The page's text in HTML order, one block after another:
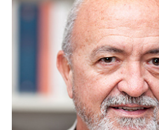
Pedro Rubio
Mi vocación es mi propia
ayudar a evolucionar a